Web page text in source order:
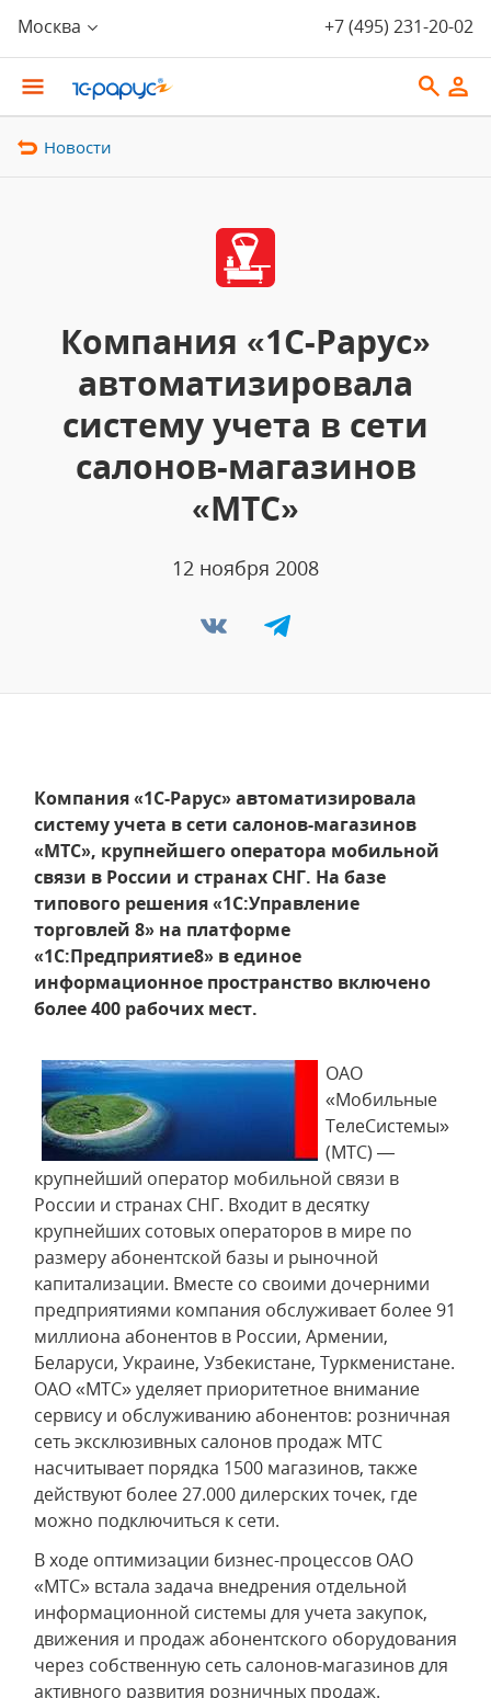
Москва +7 (495) 231-20-02
Новости
Компания «1С-Рарус»
автоматизировала
систему учета в сети
салонов-магазинов
«МТС»
12 ноября 2008
Компания «1С-Рарус» автоматизировала
систему учета в сети салонов-магазинов
«МТС», крупнейшего оператора мобильной
связи в России и странах СНГ. На базе
типового решения «1С:Управление
торговлей 8» на платформе
«1С:Предприятие8» в единое
информационное пространство включено
более 400 рабочих мест.
ОАО
«Мобильные
ТелеСистемы»
(МТС) —
крупнейший оператор мобильной связи в
России и странах СНГ. Входит в десятку
крупнейших сотовых операторов в мире по
размеру абонентской базы и рыночной
капитализации. Вместе со своими дочерними
предприятиями компания обслуживает более 91
миллиона абонентов в России, Армении,
Беларуси, Украине, Узбекистане, Туркменистане.
ОАО «МТС» уделяет приоритетное внимание
сервису и обслуживанию абонентов: розничная
сеть эксклюзивных салонов продаж МТС
насчитывает порядка 1500 магазинов, также
действуют более 27.000 дилерских точек, где
можно подключиться к сети.
В ходе оптимизации бизнес-процессов ОАО
«МТС» встала задача внедрения отдельной
информационной системы для учета закупок,
движения и продаж абонентского оборудования
через собственную сеть салонов-магазинов для
активного развития розничных продаж.